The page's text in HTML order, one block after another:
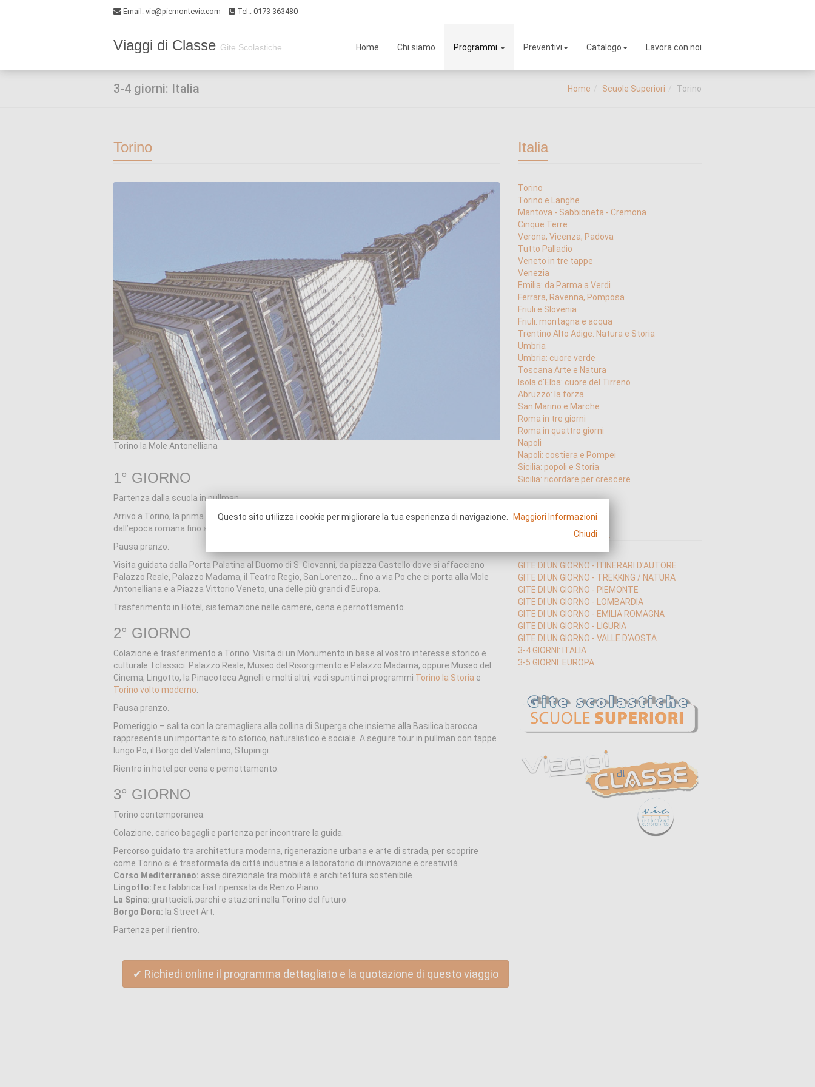
Email : vic@piemontevic.com Tel.: 0173 363480
Viaggi di Classe Gite Scolastiche Home Chi siamo Programmi Preventivi Catalogo Lavora con noi
3-4 giorni: Italia Home Scuole Superiori Torino
Torino
Torino la Mole Antonelliana
1° GIORNO
Partenza dalla scuola in pullman.
Arrivo a Torino, la prima capitale d’Italia, il cui centro storico racconta un’intensa storia che va
dall’epoca romana fino ai giorni nostri, attraverso monumenti e architetture di grande valore.
Pausa pranzo.
Visita guidata dalla Porta Palatina al Duomo di S. Giovanni, da piazza Castello dove si affacciano
Palazzo Reale, Palazzo Madama, il Teatro Regio, San Lorenzo... fino a via Po che ci porta alla Mole
Antonelliana e a Piazza Vittorio Veneto, una delle più grandi d’Europa.
Trasferimento in Hotel, sistemazione nelle camere, cena e pernottamento.
2° GIORNO
Colazione e trasferimento a Torino: Visita di un Monumento in base al vostro interesse storico e
culturale: I classici: Palazzo Reale, Museo del Risorgimento e Palazzo Madama, oppure Museo del
Cinema, Lingotto, la Pinacoteca Agnelli e molti altri, vedi spunti nei programmi Torino la Storia e
Torino volto moderno
Pausa pranzo.
Pomeriggio – salita con la cremagliera alla collina di Superga che insieme alla Basilica barocca
rappresenta un importante sito storico, naturalistico e sociale. A seguire tour in pullman con tappe
lungo Po, il Borgo del Valentino, Stupinigi.
Rientro in hotel per cena e pernottamento.
3° GIORNO
Torino contemporanea.
Colazione, carico bagagli e partenza per incontrare la guida.
Percorso guidato tra architettura moderna, rigenerazione urbana e arte di strada, per scoprire
come Torino si è trasformata da città industriale a laboratorio di innovazione e creatività.
Corso Mediterraneo: asse direzionale tra mobilità e architettura sostenibile.
Lingotto: l’ex fabbrica Fiat ripensata da Renzo Piano.
La Spina: grattacieli, parchi e stazioni nella Torino del futuro.
Borgo Dora: la Street Art.
Partenza per il rientro.
✔ Richiedi online il programma dettagliato e la quotazione di questo viaggio
Italia
Torino
Torino e Langhe
Mantova - Sabbioneta - Cremona
Cinque Terre
Verona, Vicenza, Padova
Tutto Palladio
Veneto in tre tappe
Venezia
Emilia: da Parma a Verdi
Ferrara, Ravenna, Pomposa
Friuli e Slovenia
Friuli: montagna e acqua
Trentino Alto Adige: Natura e Storia
Umbria
Umbria: cuore verde
Toscana Arte e Natura
Isola d'Elba: cuore del Tirreno
Abruzzo: la forza
San Marino e Marche
Roma in tre giorni
Roma in quattro giorni
Napoli
Napoli: costiera e Pompei
Sicilia: popoli e Storia
Sicilia: ricordare per crescere
Elenco sezioni
GITE DI UN GIORNO - ITINERARI D'AUTORE
GITE DI UN GIORNO - TREKKING / NATURA
GITE DI UN GIORNO - PIEMONTE
GITE DI UN GIORNO - LOMBARDIA
GITE DI UN GIORNO - EMILIA ROMAGNA
GITE DI UN GIORNO - LIGURIA
GITE DI UN GIORNO - VALLE D'AOSTA
3-4 GIORNI: ITALIA
3-5 GIORNI: EUROPA
Questo sito utilizza i cookie per migliorare la tua esperienza di navigazione.
Maggiori Informazioni
Chiudi